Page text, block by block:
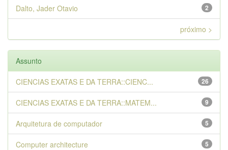
2
Dalto, Jader Otavio
próximo >
Assunto
26
CIENCIAS EXATAS E DA TERRA::CIENC...
9
CIENCIAS EXATAS E DA TERRA::MATEM...
5
Arquitetura de computador
5
Computer architecture